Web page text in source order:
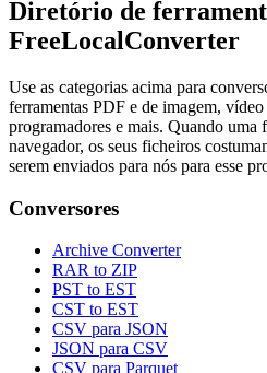
Diretório de
FreeLocalConverter
Use as categorias acima para
ferramentas PDF e de imagem, vídeo
programadores e mais. Quando uma
navegador, os seus ficheiros
serem enviados para nós para esse
Conversores
Archive Converter
RAR to ZIP
PST to EST
CST to EST
CSV para JSON
JSON para CSV
CSV para Parquet